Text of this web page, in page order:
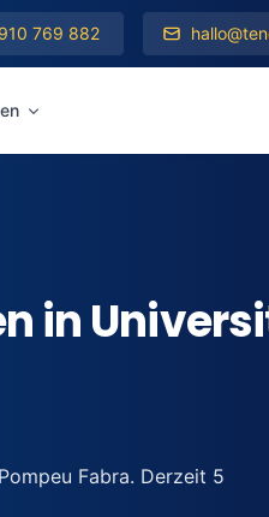
769 882
in
Fabra. Derzeit 5